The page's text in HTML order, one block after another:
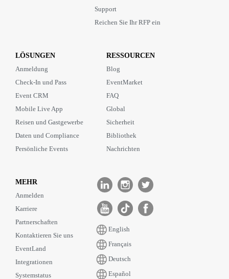
Support
Reichen Sie Ihr RFP ein
LÖSUNGEN
Anmeldung
Check-In und Pass
Event CRM
Mobile Live App
Reisen und Gastgewerbe
Daten und Compliance
Persönliche Events
RESSOURCEN
Blog
EventMarket
FAQ
Global
Sicherheit
Bibliothek
Nachrichten
MEHR
Anmelden
Karriere
Partnerschaften
Kontaktieren Sie uns
EventLand
Integrationen
Systemstatus
English
Français
Deutsch
Español